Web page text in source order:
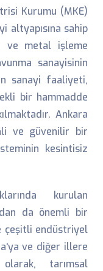
Kurumu (MKE)
altyapısına sahip
ve metal işleme
sanayisinin
sanayi faaliyeti,
bir hammadde
Ankara
ve güvenilir bir
kesintisiz
kurulan
da önemli bir
çeşitli endüstriyel
ve diğer illere
tarımsal